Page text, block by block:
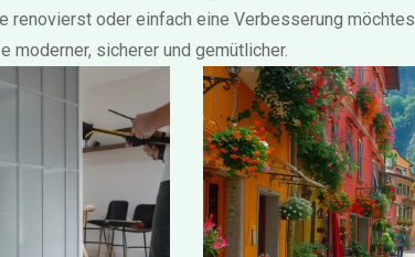
renovierst oder einfach eine Verbesserung
moderner, sicherer und gemütlicher.